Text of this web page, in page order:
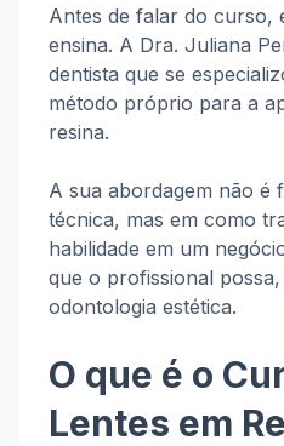
Antes de falar do curso,
ensina. A Dra. Juliana
dentista que se
método próprio para a
resina.
A sua abordagem não é
técnica, mas em como
habilidade em um
que o profissional
odontologia estética.
O que é o
Lentes em